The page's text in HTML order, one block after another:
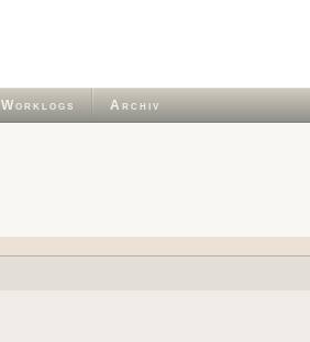
Worklogs Archiv